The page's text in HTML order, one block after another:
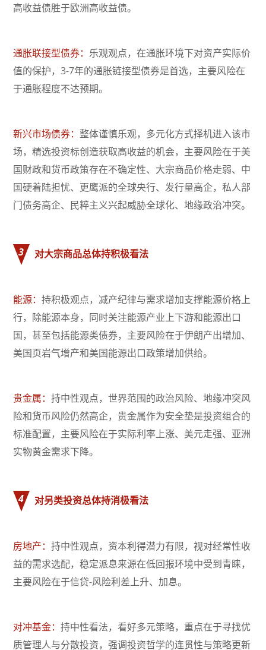
高收益债胜于欧洲高收益债。
通胀联接型债券： 乐观观点，在通胀环境下对资产实际价
值的保护，3-7年的通胀链接型债券是首选，主要风险在
于通胀程度不达预期。
新兴市场债券： 整体谨慎乐观，多元化方式择机进入该市
场，精选投资标创造获取高收益的机会，主要风险在于美
国财政和货币政策存在不确定性、大宗商品价格走弱、中
国硬着陆担忧、更鹰派的全球央行、发行量高企，私人部
门债务高企、民粹主义兴起威胁全球化、地缘政治冲突。
3 对大宗商品总体持积极看法
能源：持积极观点，减产纪律与需求增加支撑能源价格上
行，除能源本身，同时关注能源产业上下游和能源出口
国，甚至包括能源类债券，主要风险在于伊朗产出增加、
美国页岩气增产和美国能源出口政策增加供给。
贵金属：持中性观点，世界范围的政治风险、地缘冲突风
险和货币风险仍然高企，贵金属作为安全垫是投资组合的
标准配置，主要风险在于实际利率上涨、美元走强、亚洲
实物黄金需求下降。
4 对另类投资总体持消极看法
房地产：持中性观点，资本利得潜力有限，视对经常性收
益的需求选配，稳定派息来源在低回报环境中受到青睐，
主要风险在于信贷-风险利差上升、加息。
对冲基金：持中性看法，看好多元策略，重点在于寻找优
质管理人与分散投资，强调投资哲学的连贯性与策略更新